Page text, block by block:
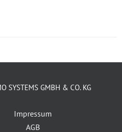
SYSTEMS GMBH & CO. KG
Impressum
AGB